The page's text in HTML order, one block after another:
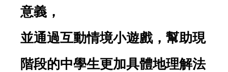
意義，
並通過互動情境小遊戲，幫助現
階段的中學生更加具體地理解法